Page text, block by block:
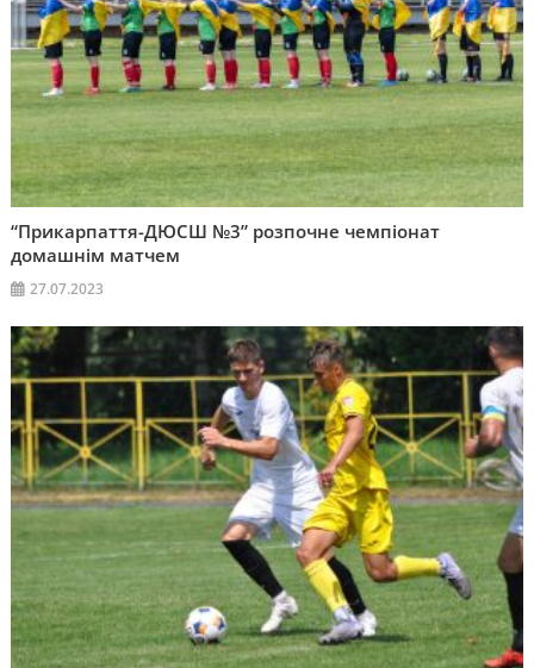
“Прикарпаття-ДЮСШ №3” розпочне чемпіонат
домашнім матчем
27.07.2023